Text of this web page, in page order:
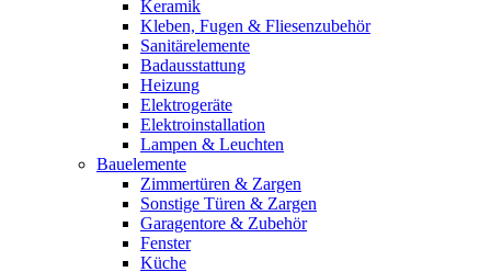
Keramik
Kleben, Fugen & Fliesenzubehör
Sanitärelemente
Badausstattung
Heizung
Elektrogeräte
Elektroinstallation
Lampen & Leuchten
Bauelemente
Zimmertüren & Zargen
Sonstige Türen & Zargen
Garagentore & Zubehör
Fenster
Küche